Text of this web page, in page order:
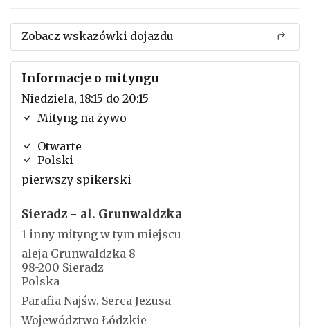
Zobacz wskazówki dojazdu
Informacje o mityngu
Niedziela, 18:15 do 20:15
Mityng na żywo
Otwarte
Polski
pierwszy spikerski
Sieradz - al. Grunwaldzka
1 inny mityng w tym miejscu
aleja Grunwaldzka 8
98-200 Sieradz
Polska
Parafia Najśw. Serca Jezusa
Województwo Łódzkie